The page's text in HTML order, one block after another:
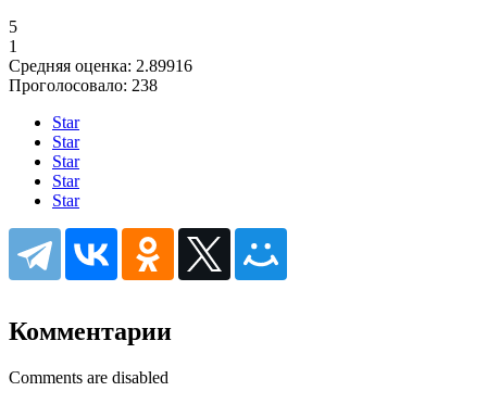
5
1
Средняя оценка: 2.89916
Проголосовало: 238
Star
Star
Star
Star
Star
Комментарии
Comments are disabled